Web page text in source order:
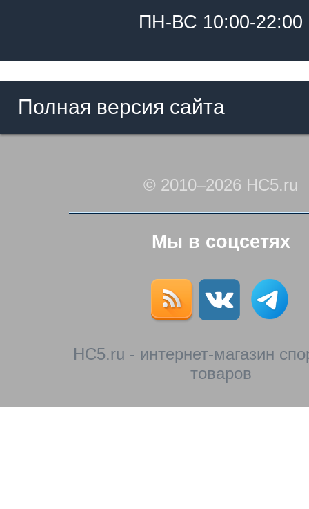
ПН-ВС 10:00-22:00
Полная версия сайта
© 2010–2026 HC5.ru
Мы в соцсетях
HC5.ru - интернет-магазин
товаров